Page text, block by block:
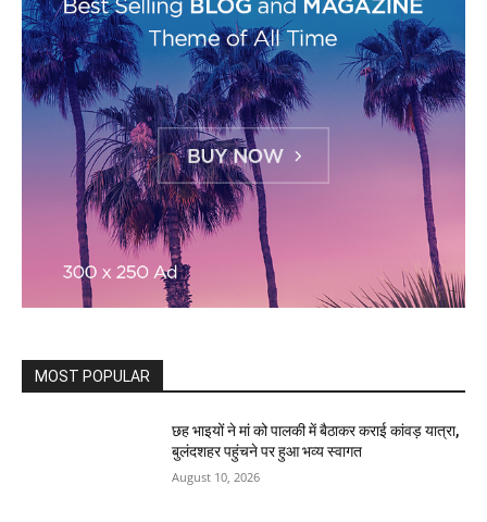
MOST POPULAR
छह भाइयों ने मां को पालकी में बैठाकर कराई कांवड़ यात्रा,
बुलंदशहर पहुंचने पर हुआ भव्य स्वागत
August 10, 2026